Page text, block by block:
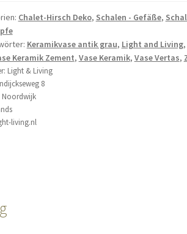
Chalet-Hirsch Deko, Schalen - Gefäße,
Keramikvase antik grau, Light and Living,
Keramik Zement, Vase Keramik, Vase Vertas,
Light & Living
8
Noordwijk
living.nl